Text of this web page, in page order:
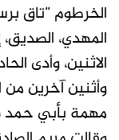
الخرطوم “تاق
المهدي،
الاثنين، وأدى
وأثنين آخرين من
مهمة بأبي حمد